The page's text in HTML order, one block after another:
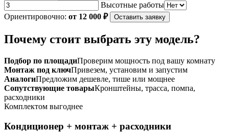
Высотные работы
Ориентировочно: от 12 000 ₽ Оставить заявку
Почему стоит выбрать эту модель?
Подбор по площадиПроверим мощность под вашу комнату
Монтаж под ключПривезем, установим и запустим
АналогиПредложим дешевле, тише или мощнее
Сопутствующие товарыКронштейны, трасса, помпа,
расходники
Комплектом выгоднее
Кондиционер + монтаж + расходники